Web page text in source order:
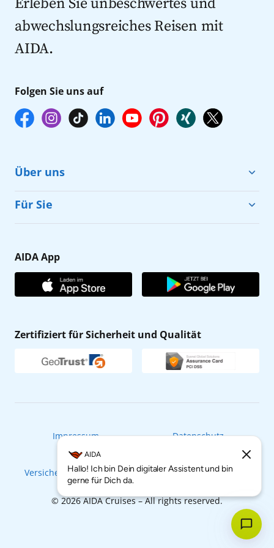
Erleben Sie unbeschwertes und
abwechslungsreiches Reisen mit
AIDA.
Folgen Sie uns auf
Über uns
Cruise & Help
Karriere
Affiliateprogramm
Verhaltens- & Ethikkodex
Newsletter
Für Sie
Gästefragebogen
AIDA Club
AIDA App
Zertifiziert für Sicherheit und Qualität
Impressum
Datenschutz
AGB
Versicherung widerrufen
Barrierefreiheitserklärung
© 2026 AIDA Cruises – All rights reserved.
AIDA
New message preview
Hallo! Ich bin Dein digitaler Assistent und bin
gerne für Dich da.